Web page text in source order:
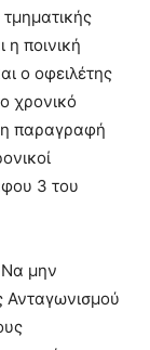
ποινική
ο οφειλέτης
χρονικό
η παραγραφή
3 του
Να μην
Ανταγωνισμού